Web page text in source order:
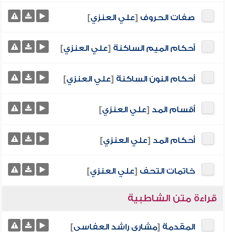
صفات الحروف [علي العنزي]
أحكام الميم الساكنة [علي العنزي]
أحكام النون الساكنة [علي العنزي]
أقسام المد [علي العنزي]
أحكام المد [علي العنزي]
خاتمات التحف [علي العنزي]
قراءة متن الشاطبية
المقدمة [مشاري راشد العفاسي]